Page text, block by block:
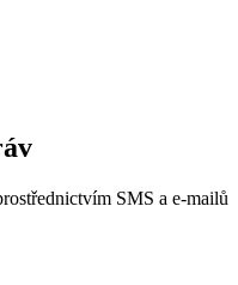
SMS a e-mailů